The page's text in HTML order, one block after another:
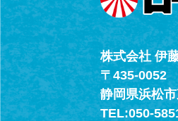
株式会社 伊
〒435-0052
静岡県浜松
TEL:050-